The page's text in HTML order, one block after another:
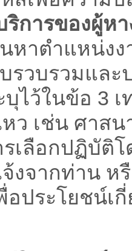
การของผู้ห
หาตำแหน่ง
รวบรวมแล
ไว้ในข้อ 3
ว เช่น ศาส
เลือกปฏิบัติ
งจากท่าน
อประโยชน์